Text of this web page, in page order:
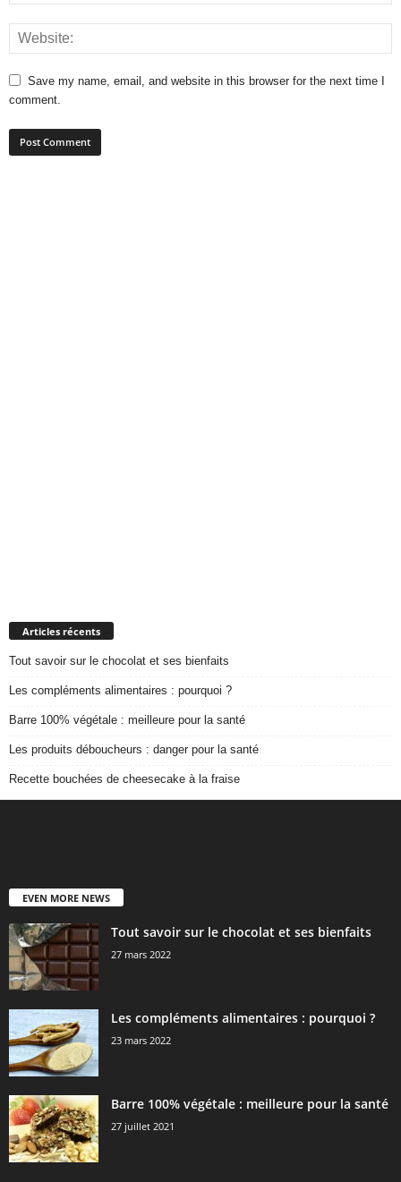
Save my name, email, and website in this browser for the next time I
comment.
Articles récents
Tout savoir sur le chocolat et ses bienfaits
Les compléments alimentaires : pourquoi ?
Barre 100% végétale : meilleure pour la santé
Les produits déboucheurs : danger pour la santé
Recette bouchées de cheesecake à la fraise
EVEN MORE NEWS
Tout savoir sur le chocolat et ses bienfaits
27 mars 2022
Les compléments alimentaires : pourquoi ?
23 mars 2022
Barre 100% végétale : meilleure pour la santé
27 juillet 2021